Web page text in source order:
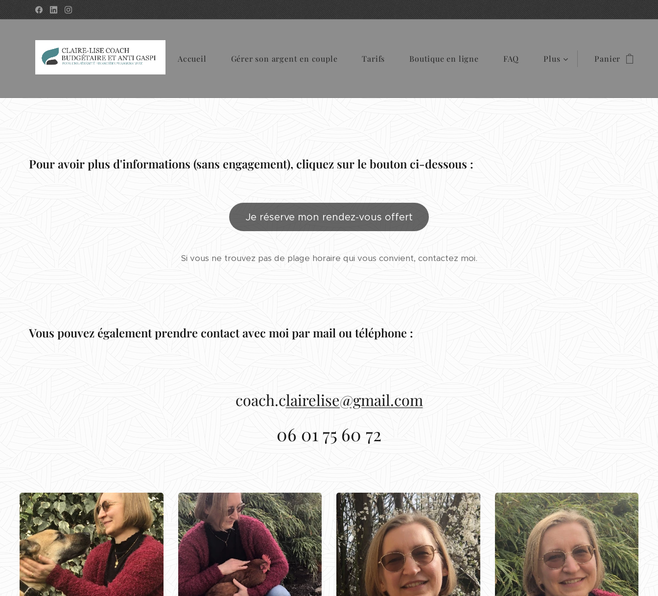
Accueil Gérer son argent en couple Tarifs Boutique en ligne FAQ Plus Panier
Pour avoir plus d'informations (sans engagement), cliquez sur le bouton ci-dessous :
Je réserve mon rendez-vous offert
Si vous ne trouvez pas de plage horaire qui vous convient, contactez moi.
Vous pouvez également prendre contact avec moi par mail ou téléphone :
coach.clairelise@gmail.com
06 01 75 60 72